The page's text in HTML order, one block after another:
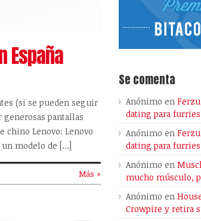
España
(si se pueden seguir
pantallas
chino Lenovo: Lenovo
modelo de […]
Más »
Se comenta
Anónimo en
dating para furries
Anónimo en
dating para furries
Anónimo en
mucho músculo,
Anónimo en
Crowpire y retira